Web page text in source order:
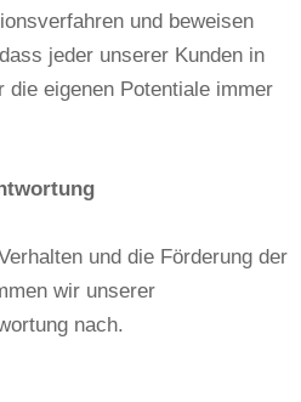
und beweisen
jeder unserer Kunden in
die eigenen Potentiale immer
und die Förderung der
wir unserer
nach.